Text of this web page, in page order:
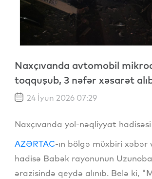
Naxçıvanda avtomobil
toqquşub, 3 nəfər xəsarət
24 İyun 2026 07:29
Naxçıvanda yol-nəqliyyat
AZƏRTAC-ın bölgə müxbiri xəbər
hadisə Babək rayonunun
ərazisində qeydə alınıb. Belə ki,